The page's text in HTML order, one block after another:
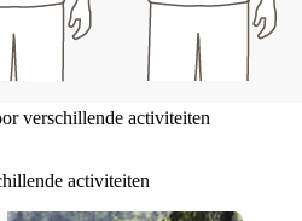
verschillende activiteiten
activiteiten